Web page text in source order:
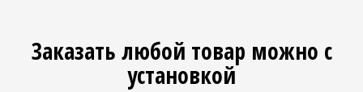
Заказать любой товар можно с
установкой